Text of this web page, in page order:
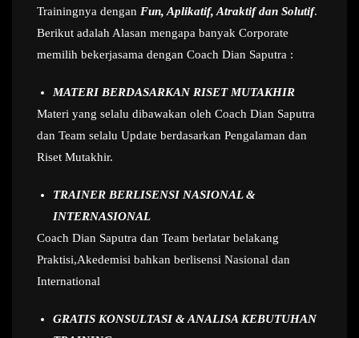
Trainingnya dengan Fun, Aplikatif, Atraktif dan Solutif.
Berikut adalah Alasan mengapa banyak Corporate
memilih bekerjasama dengan Coach Dian Saputra :
MATERI BERDASARKAN RISET MUTAKHIR
Materi yang selalu dibawakan oleh Coach Dian Saputra
dan Team selalu Update berdasarkan Pengalaman dan
Riset Mutakhir.
TRAINER BERLISENSI NASIONAL &
INTERNASIONAL
Coach Dian Saputra dan Team berlatar belakang
Praktisi,Akedemisi bahkan berlisensi Nasional dan
International
GRATIS KONSULTASI & ANALISA KEBUTUHAN